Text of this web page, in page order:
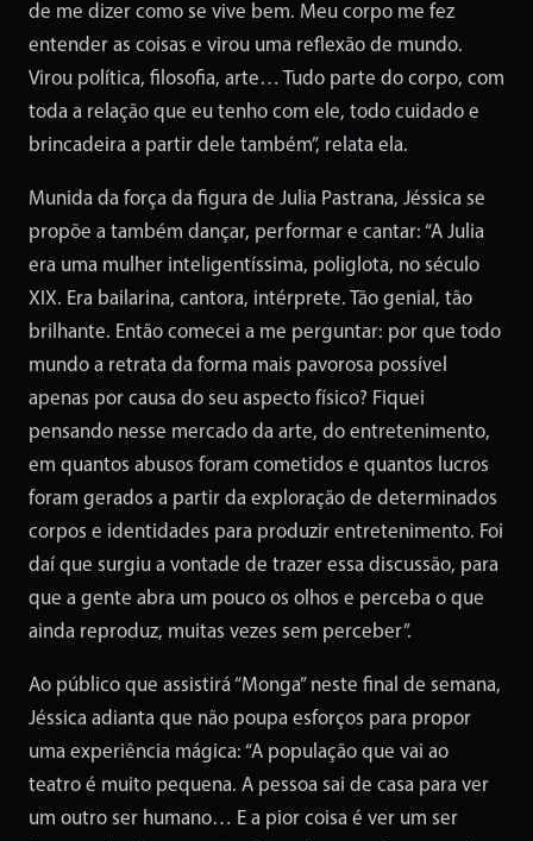
de me dizer como se vive bem. Meu corpo me fez
entender as coisas e virou uma reflexão de mundo.
Virou política, filosofia, arte… Tudo parte do corpo, com
toda a relação que eu tenho com ele, todo cuidado e
brincadeira a partir dele também”, relata ela.
Munida da força da figura de Julia Pastrana, Jéssica se
propõe a também dançar, performar e cantar: “A Julia
era uma mulher inteligentíssima, poliglota, no século
XIX. Era bailarina, cantora, intérprete. Tão genial, tão
brilhante. Então comecei a me perguntar: por que todo
mundo a retrata da forma mais pavorosa possível
apenas por causa do seu aspecto físico? Fiquei
pensando nesse mercado da arte, do entretenimento,
em quantos abusos foram cometidos e quantos lucros
foram gerados a partir da exploração de determinados
corpos e identidades para produzir entretenimento. Foi
daí que surgiu a vontade de trazer essa discussão, para
que a gente abra um pouco os olhos e perceba o que
ainda reproduz, muitas vezes sem perceber”.
Ao público que assistirá “Monga” neste final de semana,
Jéssica adianta que não poupa esforços para propor
uma experiência mágica: “A população que vai ao
teatro é muito pequena. A pessoa sai de casa para ver
um outro ser humano… E a pior coisa é ver um ser